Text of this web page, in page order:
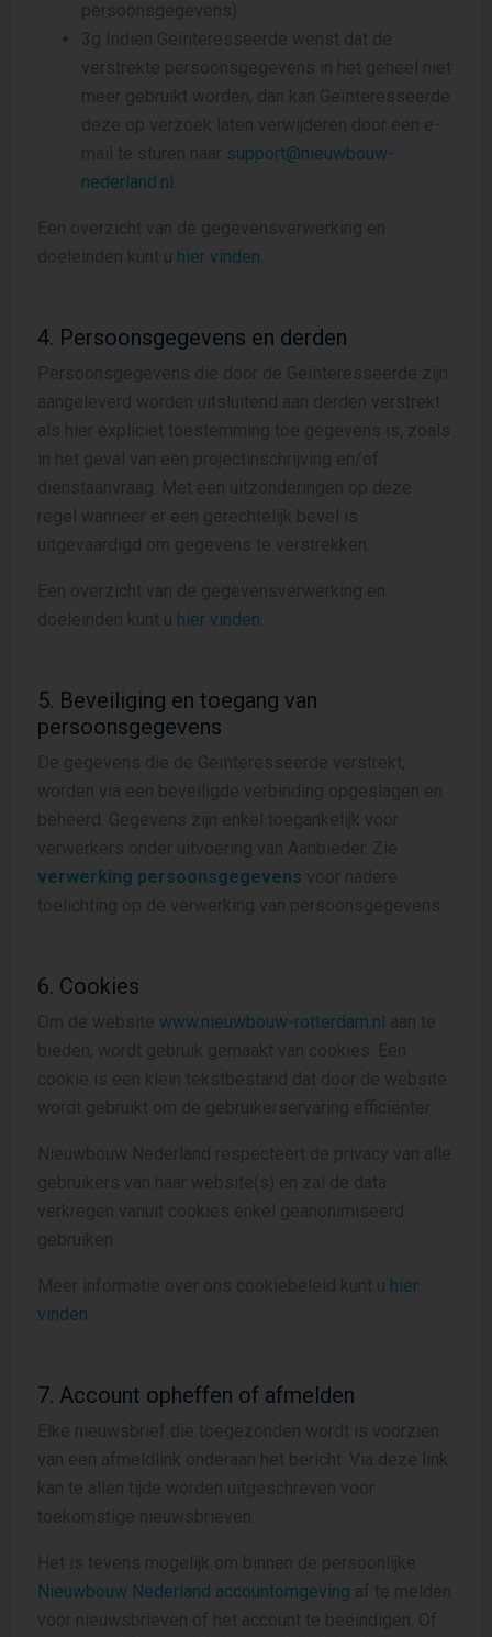
persoonsgegevens).
3g Indien Geïnteresseerde wenst dat de
verstrekte persoonsgegevens in het geheel niet
meer gebruikt worden, dan kan Geïnteresseerde
deze op verzoek laten verwijderen door een e-
mail te sturen naar support@nieuwbouw-
nederland.nl
Een overzicht van de gegevensverwerking en
doeleinden kunt u hier vinden
4. Persoonsgegevens en derden
Persoonsgegevens die door de Geïnteresseerde zijn
aangeleverd worden uitsluitend aan derden verstrekt
als hier expliciet toestemming toe gegevens is, zoals
in het geval van een projectinschrijving en/of
dienstaanvraag. Met een uitzonderingen op deze
regel wanneer er een gerechtelijk bevel is
uitgevaardigd om gegevens te verstrekken.
Een overzicht van de gegevensverwerking en
doeleinden kunt u hier vinden
5. Beveiliging en toegang van
persoonsgegevens
De gegevens die de Geïnteresseerde verstrekt,
worden via een beveiligde verbinding opgeslagen en
beheerd. Gegevens zijn enkel toegankelijk voor
verwerkers onder uitvoering van Aanbieder. Zie
verwerking persoonsgegevens voor nadere
toelichting op de verwerking van persoonsgegevens.
6. Cookies
Om de website www.nieuwbouw-rotterdam.nl aan te
bieden, wordt gebruik gemaakt van cookies. Een
cookie is een klein tekstbestand dat door de website
wordt gebruikt om de gebruikerservaring efficiënter.
Nieuwbouw Nederland respecteert de privacy van alle
gebruikers van haar website(s) en zal de data
verkregen vanuit cookies enkel geanonimiseerd
gebruiken.
Meer informatie over ons cookiebeleid kunt u hier
vinden.
7. Account opheffen of afmelden
Elke nieuwsbrief die toegezonden wordt is voorzien
van een afmeldlink onderaan het bericht. Via deze link
kan te allen tijde worden uitgeschreven voor
toekomstige nieuwsbrieven.
Het is tevens mogelijk om binnen de persoonlijke
Nieuwbouw Nederland accountomgeving af te melden
voor nieuwsbrieven of het account te beëindigen. Of